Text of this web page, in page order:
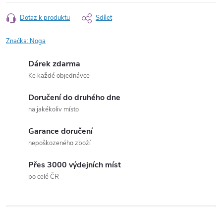
Dotaz k produktu Sdílet
Značka: Noga
Dárek zdarma
Ke každé objednávce
Doručení do druhého dne
na jakékoliv místo
Garance doručení
nepoškozeného zboží
Přes 3000 výdejních míst
po celé ČR